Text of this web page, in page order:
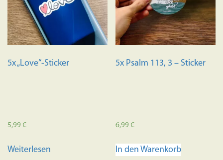
können
auf
der
Produktseite
5x „Love“-Sticker
5,99€
Weiterlesen
5x Psalm 113, 3 – Sticker
6,99€
In den Warenkorb